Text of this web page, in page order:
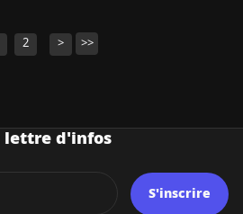
Navigation
2 > >>
lettre d'infos
S'inscrire